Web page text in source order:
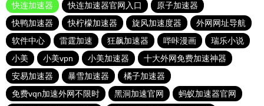
快连加速器
快连加速器官网入口
原子加速器
快鸭加速器
快柠檬加速器 旋风加速度器
外网网址导航
软件中心
雷霆加速 狂飙加速器 哔咔漫画
瑞乐小说
小美
小美vpn 小美加速器
十大外网免费加速神器
安易加速器
暴雪加速器
橘子加速器
免费vqn加速外网不限时
黑洞加速官网
蚂蚁加速器官网